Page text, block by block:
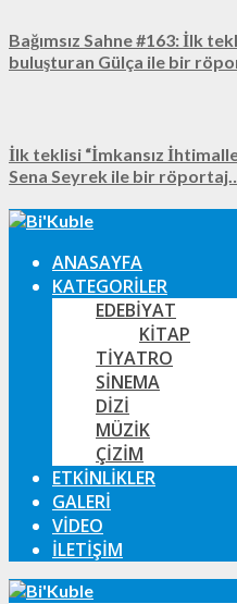
Bağımsız Sahne #163: İlk
buluşturan Gülça ile bir
İlk teklisi “İmkansız
Sena Seyrek ile bir
ANASAYFA
KATEGORILER
EDEBIYAT
KITAP
TIYATRO
SINEMA
DIZI
MÜZIK
ÇIZIM
ETKINLIKLER
GALERI
VIDEO
İLETIŞIM